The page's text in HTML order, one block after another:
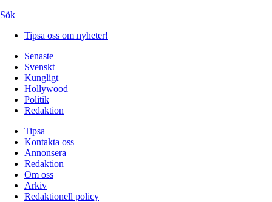
Sök
Tipsa oss om nyheter!
Senaste
Svenskt
Kungligt
Hollywood
Politik
Redaktion
Tipsa
Kontakta oss
Annonsera
Redaktion
Om oss
Arkiv
Redaktionell policy